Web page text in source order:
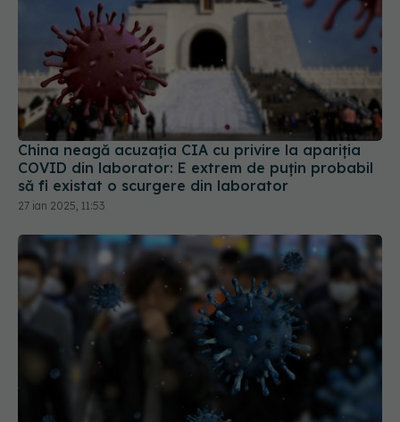
China neagă acuzația CIA cu privire la apariția
COVID din laborator: E extrem de puţin probabil
să fi existat o scurgere din laborator
27 ian 2025, 11:53